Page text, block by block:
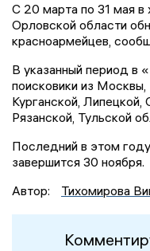
С 20 марта по 31 мая
Орловской области
красноармейцев,
В указанный период в
поисковики из
Курганской,
Рязанской, Тульской
Последний в этом
завершится 30 ноября.
Автор:
Тихомирова